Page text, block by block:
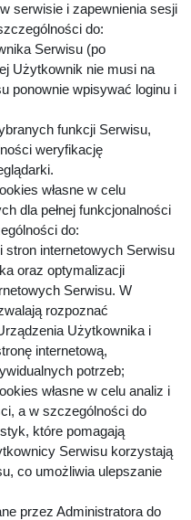
serwisie i zapewnienia sesji
do:
Serwisu (po
Użytkownik nie musi na
ponownie wpisywać loginu i
funkcji Serwisu,
weryfikację
własne w celu
dla pełnej funkcjonalności
do:
stron internetowych Serwisu
oraz optymalizacji
Serwisu. W
rozpoznać
Użytkownika i
internetową,
potrzeb;
własne w celu analiz i
a w szczególności do
które pomagają
Serwisu korzystają
co umożliwia ulepszanie
przez Administratora do